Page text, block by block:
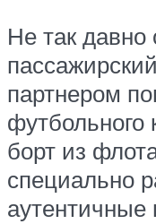
Не так давно
партнером
футбольного
борт из
специально